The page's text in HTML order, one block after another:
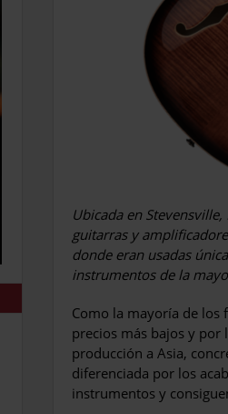
Ubicada en
guitarras y
donde eran usadas
instrumentos de la
Como la mayoría de los
precios más bajos y por
producción a Asia,
diferenciada por los
instrumentos y